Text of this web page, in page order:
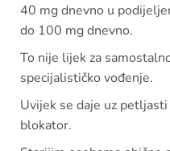
40 mg dnevno u
do 100 mg dnevno.
To nije lijek za
specijalističko vođenje.
Uvijek se daje uz
blokator.